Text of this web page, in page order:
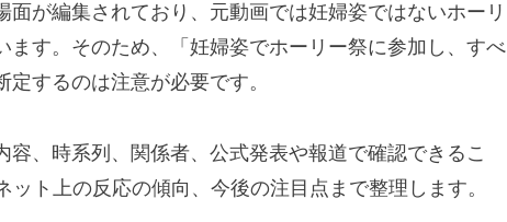
が編集されており、元動画では妊婦姿ではないホーリ
ます。そのため、「妊婦姿でホーリー祭に参加し、すべ
するのは注意が必要です。
、時系列、関係者、公式発表や報道で確認できるこ
ト上の反応の傾向、今後の注目点まで整理します。